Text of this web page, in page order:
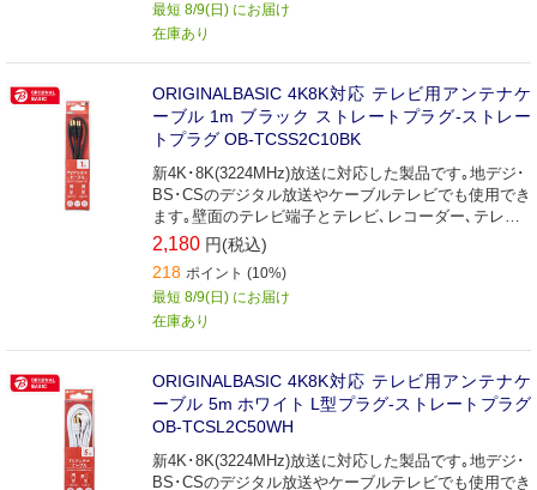
最短 8/9(日) にお届け
在庫あり
ORIGINALBASIC 4K8K対応 テレビ用アンテナケ
ーブル 1m ブラック ストレートプラグ-ストレー
トプラグ OB-TCSS2C10BK
新4K･8K(3224MHz)放送に対応した製品です｡地デジ･
BS･CSのデジタル放送やケーブルテレビでも使用でき
ます｡壁面のテレビ端子とテレビ､レコーダー､テレビ
チューナー付パソコンなどの接続に最適な接続ケーブ
ルです(1m)｡
2,180 円(税込)
218 ポイント (10%)
最短 8/9(日) にお届け
在庫あり
ORIGINALBASIC 4K8K対応 テレビ用アンテナケ
ーブル 5m ホワイト L型プラグ-ストレートプラグ
OB-TCSL2C50WH
新4K･8K(3224MHz)放送に対応した製品です｡地デジ･
BS･CSのデジタル放送やケーブルテレビでも使用でき